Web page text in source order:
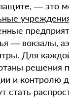
— это
— вокзалы,
Для
решения
и контролю
стать